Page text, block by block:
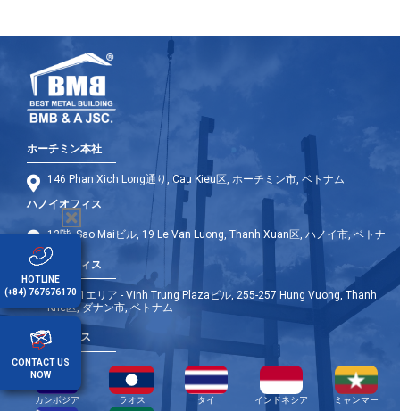
ホーチミン本社
146 Phan Xich Long通り, Cau Kieu区, ホーチミン市, ベトナム
ハノイオフィス
12階, Sao Maiビル, 19 Le Van Luong, Thanh Xuan区, ハノイ市, ベトナ
ム
ダナンオフィス
9階 - A1エリア - Vinh Trung Plazaビル, 255-257 Hung Vuong, Thanh
Khe区, ダナン市, ベトナム
海外オフィス
カンボジア ラオス タイ インドネシア ミャンマー
HOTLINE
(+84) 767676170
CONTACT US
NOW